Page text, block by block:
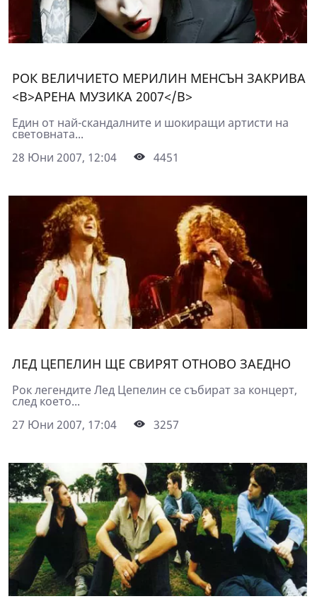
РОК ВЕЛИЧИЕТО МЕРИЛИН МЕНСЪН ЗАКРИВА
<B>АРЕНА МУЗИКА 2007</B>
Един от най-скандалните и шокиращи артисти на
световната...
28 Юни 2007, 12:04
4451
ЛЕД ЦЕПЕЛИН ЩЕ СВИРЯТ ОТНОВО ЗАЕДНО
Рок легендите Лед Цепелин се събират за концерт,
след което...
27 Юни 2007, 17:04
3257